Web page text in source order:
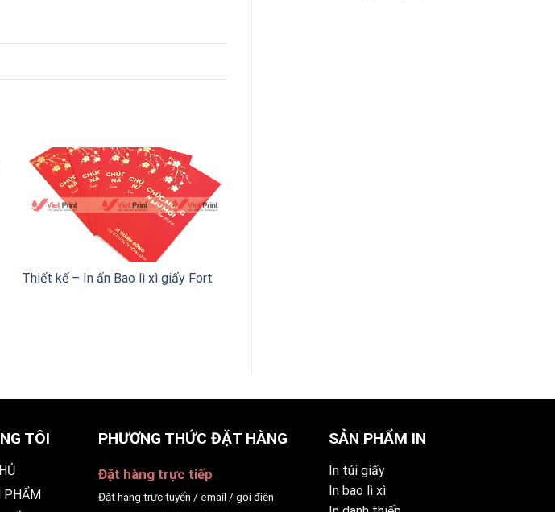
Thiết kế – In ấn Bao lì xì giấy Fort
TÔI
PHẨM
PHƯƠNG THỨC ĐẶT HÀNG
Đặt hàng trực tiếp
Đặt hàng trực tuyến / email / gọi điện
SẢN PHẨM IN
In túi giấy
In bao lì xì